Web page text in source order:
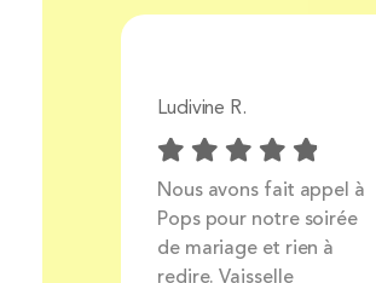
Ludivine R.
Nous avons fait appel à
Pops pour notre soirée
de mariage et rien à
redire. Vaisselle